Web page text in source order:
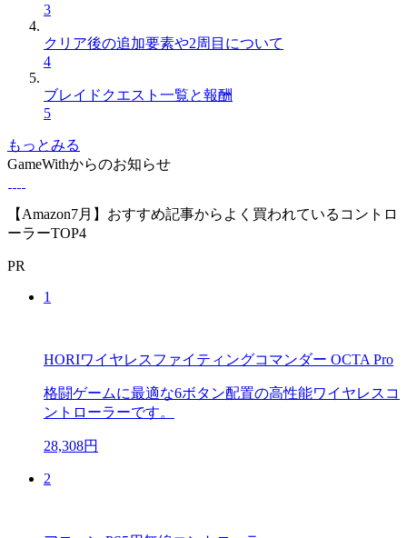
3
クリア後の追加要素や2周目について
4
ブレイドクエスト一覧と報酬
5
もっとみる
GameWithからのお知らせ
【Amazon7月】おすすめ記事からよく買われているコントロ
ーラーTOP4
PR
1
HORIワイヤレスファイティングコマンダー OCTA Pro
格闘ゲームに最適な6ボタン配置の高性能ワイヤレスコ
ントローラーです。
28,308円
2